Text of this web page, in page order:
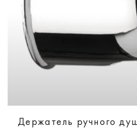
Держатель ручного